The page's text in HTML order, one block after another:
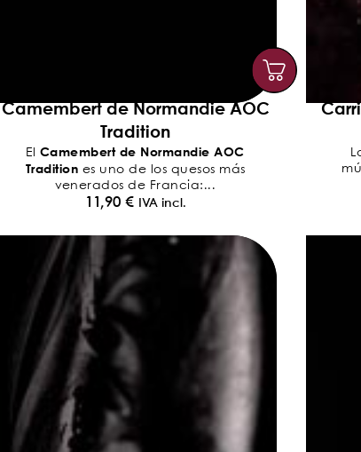
Camembert de Normandie AOC
Tradition
El Camembert de Normandie AOC
Tradition es uno de los quesos más
venerados de Francia:...
11,90 € IVA incl.